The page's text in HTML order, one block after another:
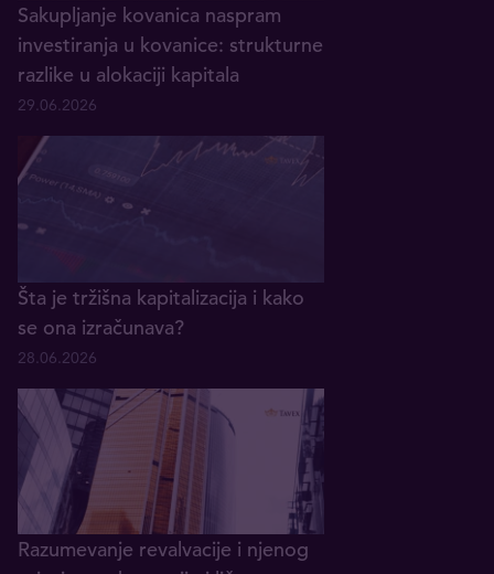
Sakupljanje kovanica naspram
investiranja u kovanice: strukturne
razlike u alokaciji kapitala
29.06.2026
Šta je tržišna kapitalizacija i kako
se ona izračunava?
28.06.2026
Razumevanje revalvacije i njenog